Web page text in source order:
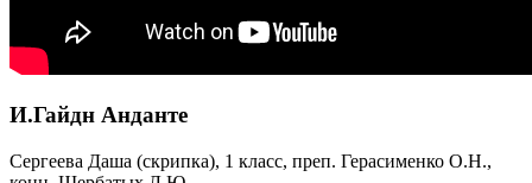
И.Гайдн Анданте
Сергеева Даша (скрипка), 1 класс, преп. Герасименко О.Н.,